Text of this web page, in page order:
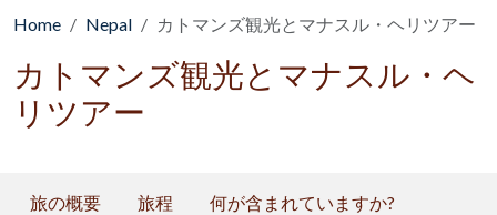
Home Nepal カトマンズ観光とマナスル・ヘリツアー
カトマンズ観光とマナスル・ヘ
リツアー
旅の概要 旅程 何が含まれていますか?